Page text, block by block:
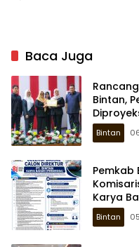
Baca Juga
Bintan,
Bintan
Pemkab
Karya
Bintan